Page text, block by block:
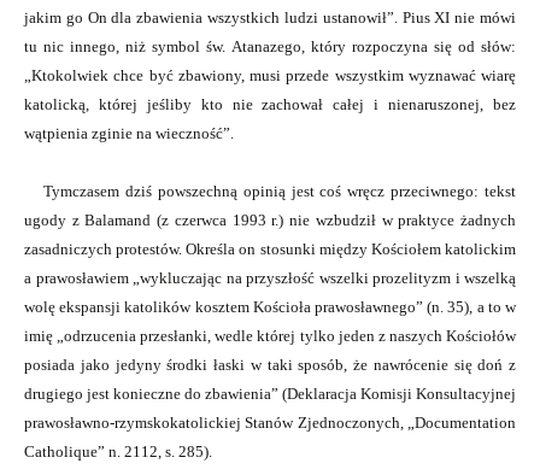
jakim go On dla zbawienia wszystkich ludzi ustanowił”. Pius XI nie mówi
tu nic innego, niż symbol św. Atanazego, który rozpoczyna się od słów:
„Ktokolwiek chce być zbawiony, musi przede wszystkim wyznawać wiarę
katolicką, której jeśliby kto nie zachował całej i nienaruszonej, bez
wątpienia zginie na wieczność”.
Tymczasem dziś powszechną opinią jest coś wręcz przeciwnego: tekst
ugody z Balamand (z czerwca 1993 r.) nie wzbudził w praktyce żadnych
zasadniczych protestów. Określa on stosunki między Kościołem katolickim
a prawosławiem „wykluczając na przyszłość wszelki prozelityzm i wszelką
wolę ekspansji katolików kosztem Kościoła prawosławnego” (n. 35), a to w
imię „odrzucenia przesłanki, wedle której tylko jeden z naszych Kościołów
posiada jako jedyny środki łaski w taki sposób, że nawrócenie się doń z
drugiego jest konieczne do zbawienia” (Deklaracja Komisji Konsultacyjnej
prawosławno-rzymskokatolickiej Stanów Zjednoczonych, „Documentation
Catholique” n. 2112, s. 285).